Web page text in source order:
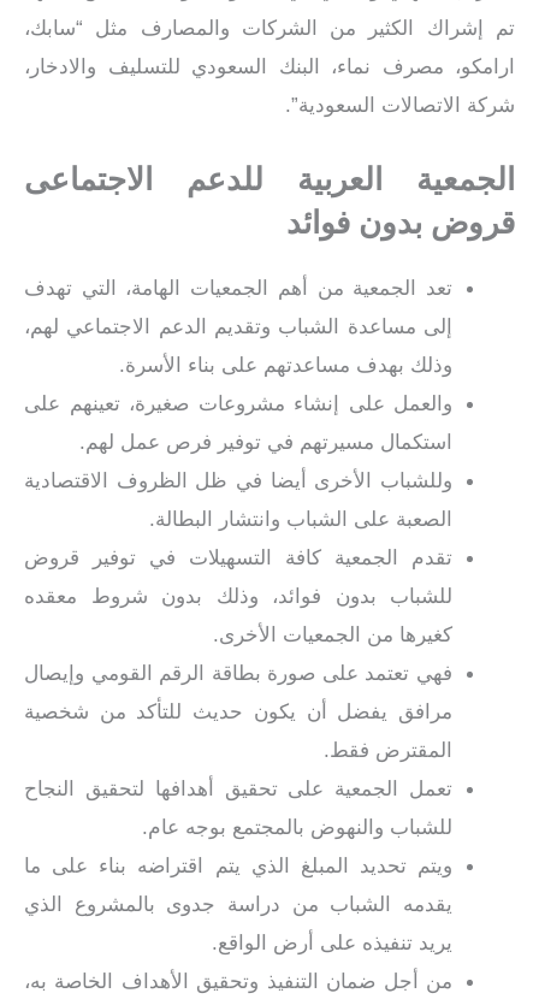
تم إشراك الكثير من الشركات والمصارف مثل “سابك،
ارامكو، مصرف نماء، البنك السعودي للتسليف والادخار،
شركة الاتصالات السعودية”.
الجمعية العربية للدعم الاجتماعى
قروض بدون فوائد
تعد الجمعية من أهم الجمعيات الهامة، التي تهدف
إلى مساعدة الشباب وتقديم الدعم الاجتماعي لهم،
وذلك بهدف مساعدتهم على بناء الأسرة.
والعمل على إنشاء مشروعات صغيرة، تعينهم على
استكمال مسيرتهم في توفير فرص عمل لهم.
وللشباب الأخرى أيضا في ظل الظروف الاقتصادية
الصعبة على الشباب وانتشار البطالة.
تقدم الجمعية كافة التسهيلات في توفير قروض
للشباب بدون فوائد، وذلك بدون شروط معقده
كغيرها من الجمعيات الأخرى.
فهي تعتمد على صورة بطاقة الرقم القومي وإيصال
مرافق يفضل أن يكون حديث للتأكد من شخصية
المقترض فقط.
تعمل الجمعية على تحقيق أهدافها لتحقيق النجاح
للشباب والنهوض بالمجتمع بوجه عام.
ويتم تحديد المبلغ الذي يتم اقتراضه بناء على ما
يقدمه الشباب من دراسة جدوى بالمشروع الذي
يريد تنفيذه على أرض الواقع.
من أجل ضمان التنفيذ وتحقيق الأهداف الخاصة به،